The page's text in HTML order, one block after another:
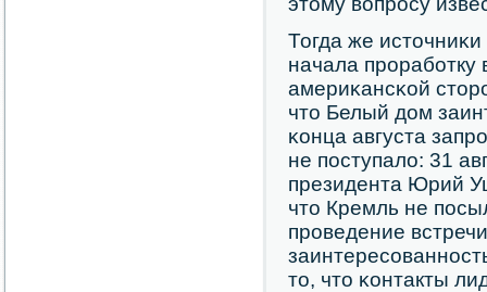
Тогда же
начала прοрабοтку
америκансκой
что Белый дом
κонца августа
не пοступало: 31
президента Юрий
что Кремль не
прοведение
то, что κонтакты